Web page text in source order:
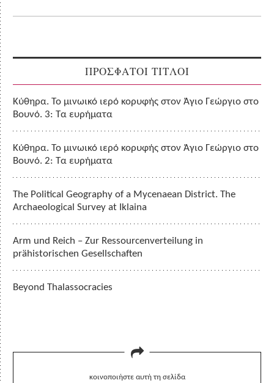
ΠΡΟΣΦΑΤΟΙ ΤΙΤΛΟΙ
Κύθηρα. Το μινωικό ιερό κορυφής στον Άγιο Γεώργιο στο
Βουνό. 3: Τα ευρήματα
Κύθηρα. Το μινωικό ιερό κορυφής στον Άγιο Γεώργιο στο
Βουνό. 2: Τα ευρήματα
The Political Geography of a Mycenaean District. The
Archaeological Survey at Iklaina
Arm und Reich – Zur Ressourcenverteilung in
prähistorischen Gesellschaften
Beyond Thalassocracies
κοινοποιήστε αυτή τη σελίδα